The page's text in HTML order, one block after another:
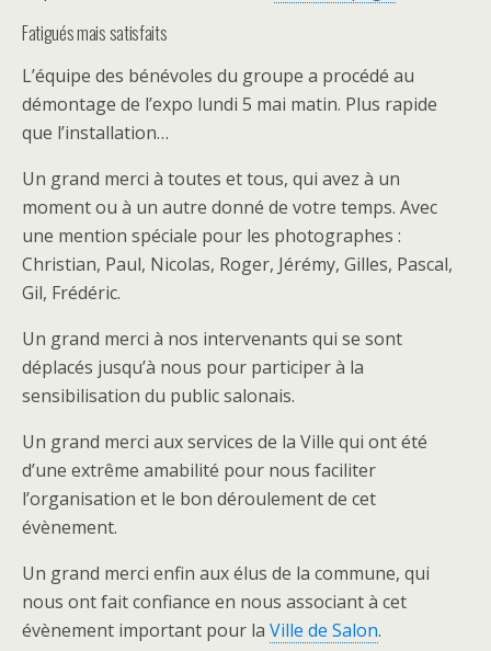
Fatigués mais satisfaits
L’équipe des bénévoles du groupe a procédé au
démontage de l’expo lundi 5 mai matin. Plus rapide
que l’installation…
Un grand merci à toutes et tous, qui avez à un
moment ou à un autre donné de votre temps. Avec
une mention spéciale pour les photographes :
Christian, Paul, Nicolas, Roger, Jérémy, Gilles, Pascal,
Gil, Frédéric.
Un grand merci à nos intervenants qui se sont
déplacés jusqu’à nous pour participer à la
sensibilisation du public salonais.
Un grand merci aux services de la Ville qui ont été
d’une extrême amabilité pour nous faciliter
l’organisation et le bon déroulement de cet
évènement.
Un grand merci enfin aux élus de la commune, qui
nous ont fait confiance en nous associant à cet
évènement important pour la Ville de Salon.